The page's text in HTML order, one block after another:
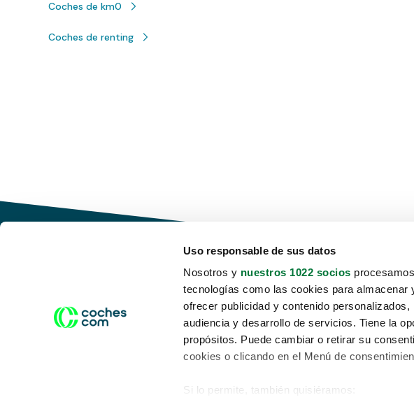
Uso responsable de sus datos
Nosotros y nuestros 1022 socios
tecnologías como las cookies para
ofrecer publicidad y contenido
audiencia y desarrollo de servicios. Tiene la
propósitos. Puede cambiar o retirar su
cookies o clicando en el Menú de
Si lo permite, también quisiéramos:
Coches de km0
Coches de renting
Conduce tu futuro,
desata tu movilidad